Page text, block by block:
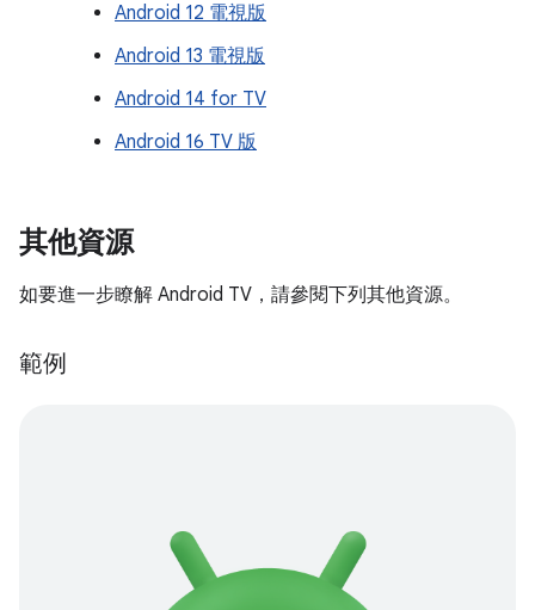
Android 12 電視版
Android 13 電視版
Android 14 for TV
Android 16 TV 版
其他資源
如要進一步瞭解 Android TV，請參閱下列其他資源。
範例